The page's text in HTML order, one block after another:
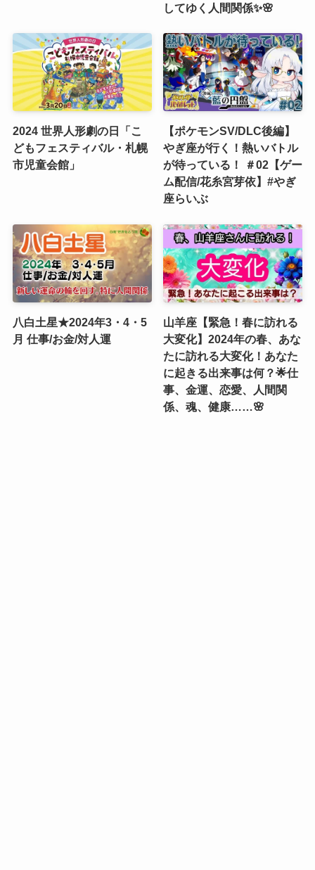
してゆく人間関係✨🌸
2024 世界人形劇の日「こ
どもフェスティバル・札幌
市児童会館」
【ポケモンSV/DLC後編】
やぎ座が行く！熱いバトル
が待っている！ ＃02【ゲー
ム配信/花糸宮芽依】#やぎ
座らいぶ
八白土星★2024年3・4・5
月 仕事/お金/対人運
山羊座【緊急！春に訪れる
大変化】2024年の春、あな
たに訪れる大変化！あなた
に起きる出来事は何？🌟仕
事、金運、恋愛、人間関
係、魂、健康……🌸